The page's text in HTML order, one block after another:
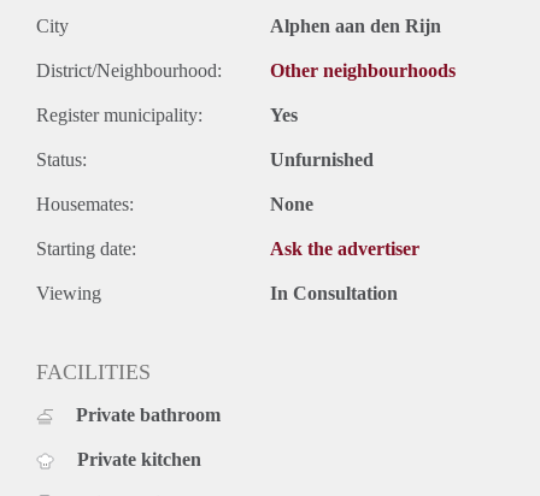
City Alphen aan den Rijn
District/Neighbourhood: Other neighbourhoods
Register municipality: Yes
Status: Unfurnished
Housemates: None
Starting date: Ask the advertiser
Viewing In Consultation
FACILITIES
Private bathroom
Private kitchen